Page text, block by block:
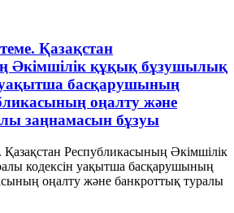
Қазақстан
Әкімшілік құқық бұзушылық
уақытша басқарушының
оңалту және
заңнамасын бұзуы
Қазақстан Республикасының Әкімшілік
кодексін уақытша басқарушының
оңалту және банкроттық туралы